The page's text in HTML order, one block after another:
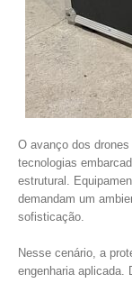
O avanço dos
tecnologias
estrutural.
demandam um
sofisticação.
Nesse cenário, a
engenharia aplicada.